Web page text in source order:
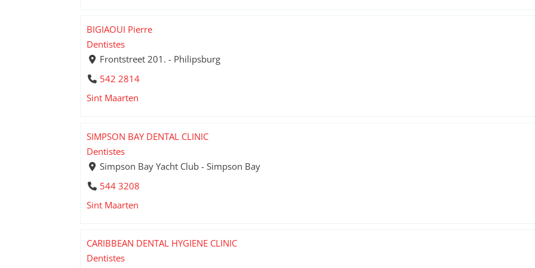
BIGIAOUI Pierre
Dentistes
Frontstreet 201. - Philipsburg
542 2814
Sint Maarten
SIMPSON BAY DENTAL CLINIC
Dentistes
Simpson Bay Yacht Club - Simpson Bay
544 3208
Sint Maarten
CARIBBEAN DENTAL HYGIENE CLINIC
Dentistes